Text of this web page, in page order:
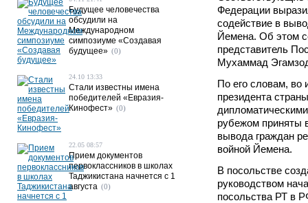
Федерации
содействие в
Йемена. Об этом
представитель
Мухаммад
По его словам, во
президента
рубежом приняты
вывода граждан
войной Йемена.
В посольстве
руководством
посольства РТ в
Будущее человечества
обсудили на
Международном
симпозиуме «Создавая
будущее» (0)
24.10 13:33
Стали известны имена
победителей «Евразия-
Кинофест» (0)
22.05 08:57
Прием документов
первоклассников в школах
Таджикистана начнется с 1
августа (0)